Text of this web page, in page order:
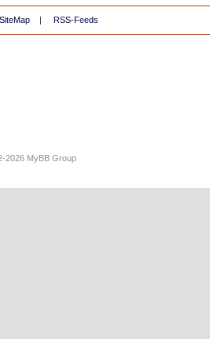
SiteMap | RSS-Feeds
2026 MyBB Group